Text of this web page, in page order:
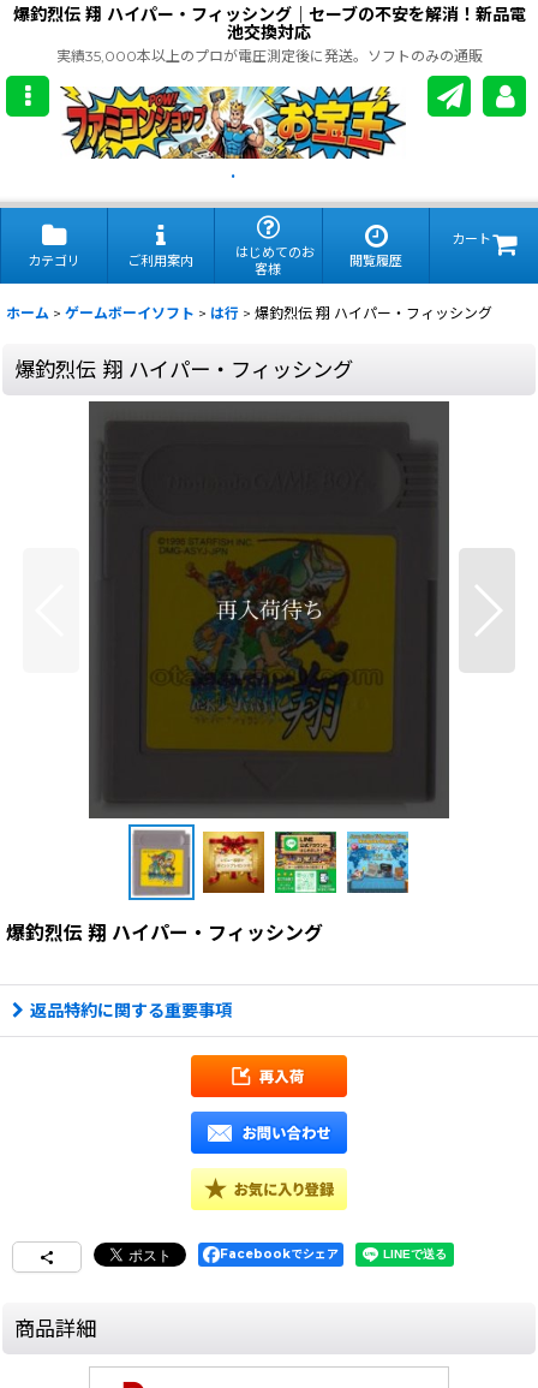
爆釣烈伝 翔 ハイパー・フィッシング｜セーブの不安を解消！新品電
池交換対応
実績35,000本以上のプロが電圧測定後に発送。ソフトのみの通販
.
カテゴリ ご利用案内
はじめてのお
客様
閲覧履歴
カート
ホーム > ゲームボーイソフト > は行 > 爆釣烈伝 翔 ハイパー・フィッシング
爆釣烈伝 翔 ハイパー・フィッシング
爆釣烈伝 翔 ハイパー・フィッシング
返品特約に関する重要事項
Facebookでシェア
商品詳細